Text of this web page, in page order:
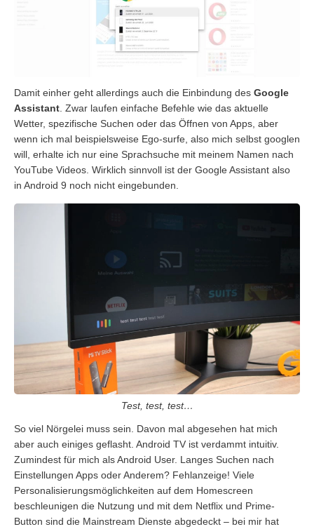
Damit einher geht allerdings auch die Einbindung des Google
Assistant. Zwar laufen einfache Befehle wie das aktuelle
Wetter, spezifische Suchen oder das Öffnen von Apps, aber
wenn ich mal beispielsweise Ego-surfe, also mich selbst googlen
will, erhalte ich nur eine Sprachsuche mit meinem Namen nach
YouTube Videos. Wirklich sinnvoll ist der Google Assistant also
in Android 9 noch nicht eingebunden.
Test, test, test…
So viel Nörgelei muss sein. Davon mal abgesehen hat mich
aber auch einiges geflasht. Android TV ist verdammt intuitiv.
Zumindest für mich als Android User. Langes Suchen nach
Einstellungen Apps oder Anderem? Fehlanzeige! Viele
Personalisierungsmöglichkeiten auf dem Homescreen
beschleunigen die Nutzung und mit dem Netflix und Prime-
Button sind die Mainstream Dienste abgedeckt – bei mir hat